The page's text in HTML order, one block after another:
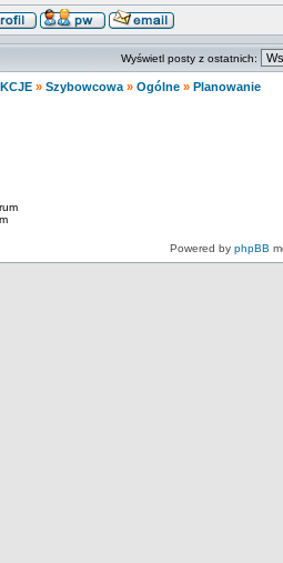
Wyświetl posty z ostatnich:
» Szybowcowa » Ogólne » Planowanie
Powered by phpBB